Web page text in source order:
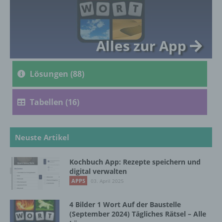
Alles zur App
Lösungen (88)
Tabellen (16)
Neuste Artikel
Kochbuch App: Rezepte speichern und
digital verwalten
APPS 03. April 2025
4 Bilder 1 Wort Auf der Baustelle
(September 2024) Tägliches Rätsel – Alle
genetischen, psychischen, wirtschaftlichen,
kulturellen oder sozialen Identität dieser
natürlichen Person sind, identifiziert werden
Betroffene Person ist jede identifizierte oder
identifizierbare natürliche Person, deren
personenbezogene Daten von dem für die
werden.
c) Verarbeitung
Verarbeitung ist jeder mit oder ohne Hilfe
Vorgang oder jede solche Vorgangsreihe im
Zusammenhang mit personenbezogenen